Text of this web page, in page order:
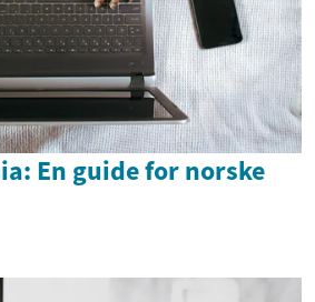
En guide for norske